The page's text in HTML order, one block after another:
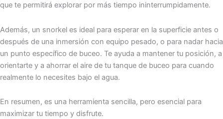
que te permitirá explorar por más tiempo ininterrumpidamente.
Además, un snorkel es ideal para esperar en la superficie antes o
después de una inmersión con equipo pesado, o para nadar hacia
un punto específico de buceo. Te ayuda a mantener tu posición, a
orientarte y a ahorrar el aire de tu tanque de buceo para cuando
realmente lo necesites bajo el agua.
En resumen, es una herramienta sencilla, pero esencial para
maximizar tu tiempo y disfrute.